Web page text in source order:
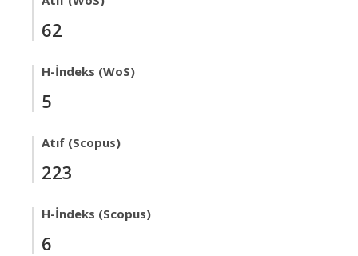
62
H-İndeks (WoS)
5
Atıf (Scopus)
223
H-İndeks (Scopus)
6